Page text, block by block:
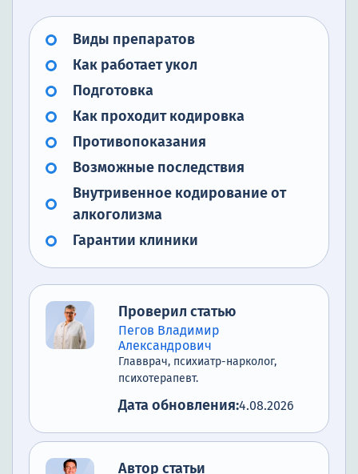
Виды препаратов
Как работает укол
Подготовка
Как проходит кодировка
Противопоказания
Возможные последствия
Внутривенное кодирование от
алкоголизма
Гарантии клиники
Проверил статью
Пегов Владимир
Александрович
Главврач, психиатр-нарколог,
психотерапевт.
Дата обновления:4.08.2026
Автор статьи